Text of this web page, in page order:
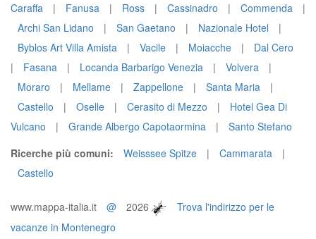
Caraffa
| Fanusa | Ross | Cassinadro | Commenda
|
Archi San Lidano
| San Gaetano | Nazionale Hotel
|
Byblos Art Villa Amista
| Vacile | Moiacche |
Dal Cero
|
Fasana | Locanda Barbarigo Venezia | Volvera
|
Moraro
| Mellame | Zappellone | Santa Maria
|
Castello
| Oselle | Cerasito di Mezzo |
Hotel Gea Di
Vulcano
| Grande Albergo Capotaormina |
Santo Stefano
Ricerche più comuni:
Weisssee Spitze | Cammarata
|
Castello
www.mappa-italia.it @ 2026
Trova l'indirizzo per le
vacanze in Montenegro